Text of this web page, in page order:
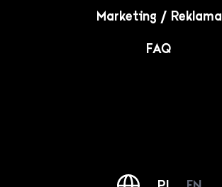
Marketing / Reklama
FAQ